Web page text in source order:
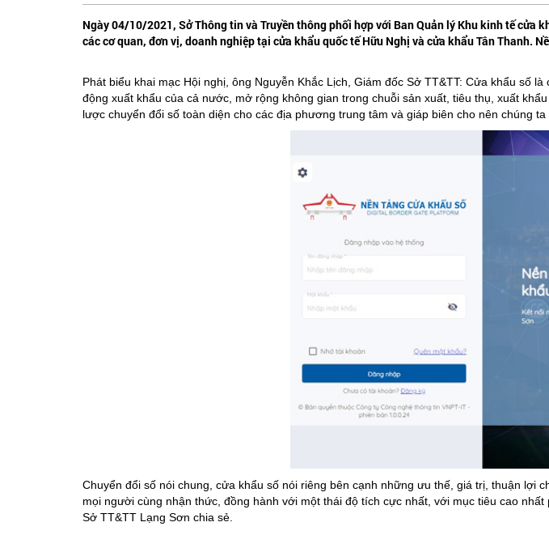
Ngày 04/10/2021, Sở Thông tin và Truyền thông phối hợp với Ban Quản lý Khu kinh tế
các cơ quan, đơn vị, doanh nghiệp tại cửa khẩu quốc tế Hữu Nghị và cửa khẩu Tân Thanh.
Phát biểu khai mạc Hội nghị, ông Nguyễn Khắc Lịch, Giám đốc Sở TT&TT: Cửa khẩu số
động xuất khẩu của cả nước, mở rộng không gian trong chuỗi sản xuất, tiêu thụ, xuất
lược chuyển đổi số toàn diện cho các địa phương trung tâm và giáp biên cho nên chúng
Chuyển đổi số nói chung, cửa khẩu số nói riêng bên cạnh những ưu thế, giá trị, thuận lợi
mọi người cùng nhận thức, đồng hành với một thái độ tích cực nhất, với mục tiêu cao
Sở TT&TT Lạng Sơn chia sẻ.